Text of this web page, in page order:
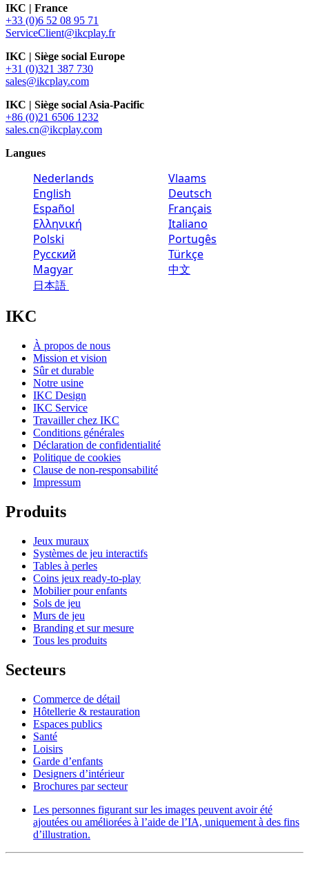
IKC | France
+33 (0)6 52 08 95 71
ServiceClient@ikcplay.fr
IKC | Siège social Europe
+31 (0)321 387 730
sales@ikcplay.com
IKC | Siège social Asia-Pacific
+86 (0)21 6506 1232
sales.cn@ikcplay.com
Langues
Nederlands
Vlaams
English
Deutsch
Español
Français
Ελληνική
Italiano
Polski
Portugês
Русский
Türkçe
Magyar
中文
日本語
IKC
À propos de nous
Mission et vision
Sûr et durable
Notre usine
IKC Design
IKC Service
Travailler chez IKC
Conditions générales
Déclaration de confidentialité
Politique de cookies
Clause de non-responsabilité
Impressum
Produits
Jeux muraux
Systèmes de jeu interactifs
Tables à perles
Coins jeux ready-to-play
Mobilier pour enfants
Sols de jeu
Murs de jeu
Branding et sur mesure
Tous les produits
Secteurs
Commerce de détail
Hôtellerie & restauration
Espaces publics
Santé
Loisirs
Garde d’enfants
Designers d’intérieur
Brochures par secteur
Les personnes figurant sur les images peuvent avoir été
ajoutées ou améliorées à l’aide de l’IA, uniquement à des fins
d’illustration.